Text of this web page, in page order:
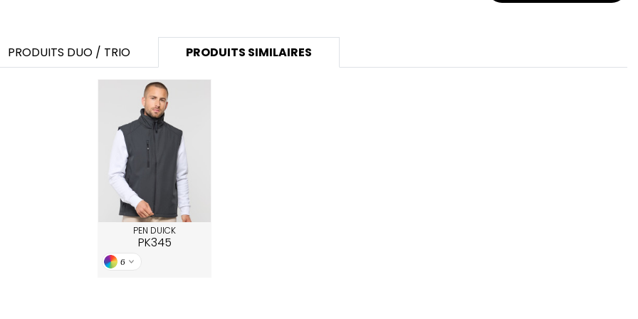
PRODUITS DUO / TRIO PRODUITS SIMILAIRES
PEN DUICK
PK345
6